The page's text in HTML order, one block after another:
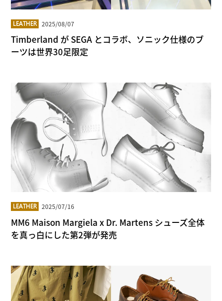
LEATHER 2025/08/07
Timberland が SEGA とコラボ、ソニック仕様のブ
ーツは世界30足限定
LEATHER 2025/07/16
MM6 Maison Margiela x Dr. Martens シューズ全体
を真っ白にした第2弾が発売